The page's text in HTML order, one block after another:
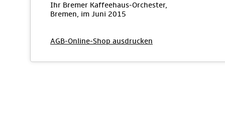
Ihr Bremer Kaffeehaus-Orchester,
Bremen, im Juni 2015
AGB-Online-Shop ausdrucken